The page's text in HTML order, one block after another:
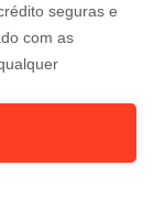
seguras e
com as